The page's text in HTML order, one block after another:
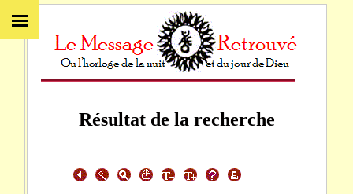
Résultat de la recherche